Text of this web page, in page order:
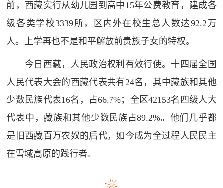
前，西藏实行从幼儿园到高中15年公费教育，建成各
级各类学校3339所，区内外在校生总人数达92.2万
人。上学再也不是和平解放前贵族子女的特权。
今日西藏，人民政治权利有效行使。十四届全国
人民代表大会的西藏代表共有24名，其中藏族和其他
少数民族代表16名，占66.7%；全区42153名四级人大
代表中，藏族和其他少数民族占89.2%。他们几乎都
是旧西藏百万农奴的后代，如今成为全过程人民民主
在雪域高原的践行者。